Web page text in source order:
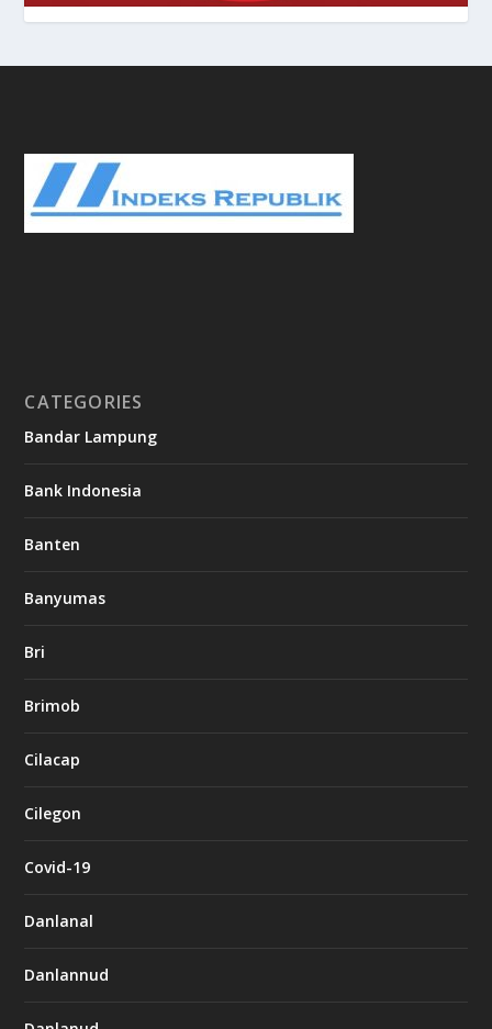
CATEGORIES
Bandar Lampung
Bank Indonesia
Banten
Banyumas
Bri
Brimob
Cilacap
Cilegon
Covid-19
Danlanal
Danlannud